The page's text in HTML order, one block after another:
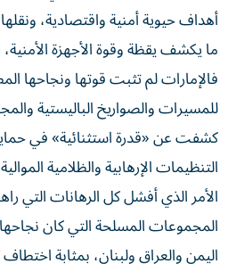
أهداف حيوية أمنية واقتصادية،
ما يكشف يقظة وقوة الأجهزة الأمنية،
فالإمارات لم تثبت قوتها ونجاحها
للمسيرات والصواريخ الباليستية
كشفت عن «قدرة استثنائية» في
التنظيمات الإرهابية والظلامية
الأمر الذي أفشل كل الرهانات التي
المجموعات المسلحة التي كان
اليمن والعراق ولبنان، بمثابة